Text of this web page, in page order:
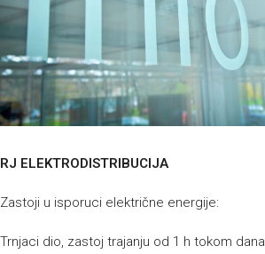
RJ ELEKTRODISTRIBUCIJA
Zastoji u isporuci električne energije:
Trnjaci dio, zastoj trajanju od 1 h tokom dana